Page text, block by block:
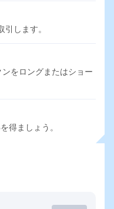
引します。
をロングまたはショー
得ましょう。